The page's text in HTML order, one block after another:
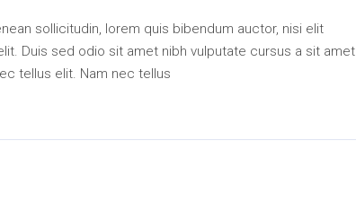
sollicitudin, lorem quis bibendum auctor, nisi elit
Duis sed odio sit amet nibh vulputate cursus a sit amet
tellus elit. Nam nec tellus